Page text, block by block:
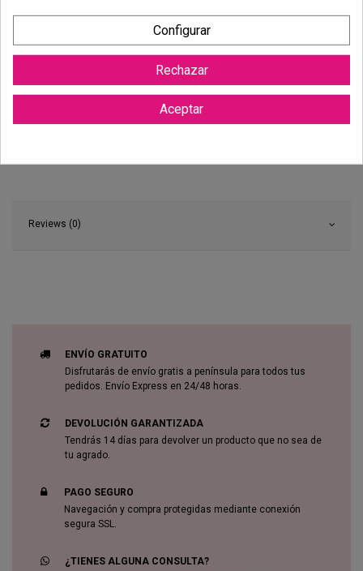
Reviews (0)
ENVÍO GRATUITO
Disfrutarás de envío gratis a península para todos tus
pedidos. Envío Express en 24/48 horas.
DEVOLUCIÓN GARANTIZADA
Tendrás 14 días para devolver un producto que no sea de
tu agrado.
PAGO SEGURO
Navegación y compra protegidas mediante conexión
segura SSL.
¿TIENES ALGUNA CONSULTA?
Configurar
Rechazar
Aceptar